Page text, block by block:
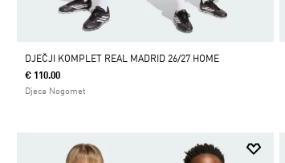
DJEČJI KOMPLET REAL MADRID 26/27 HOME
€ 110.00
Djeca Nogomet